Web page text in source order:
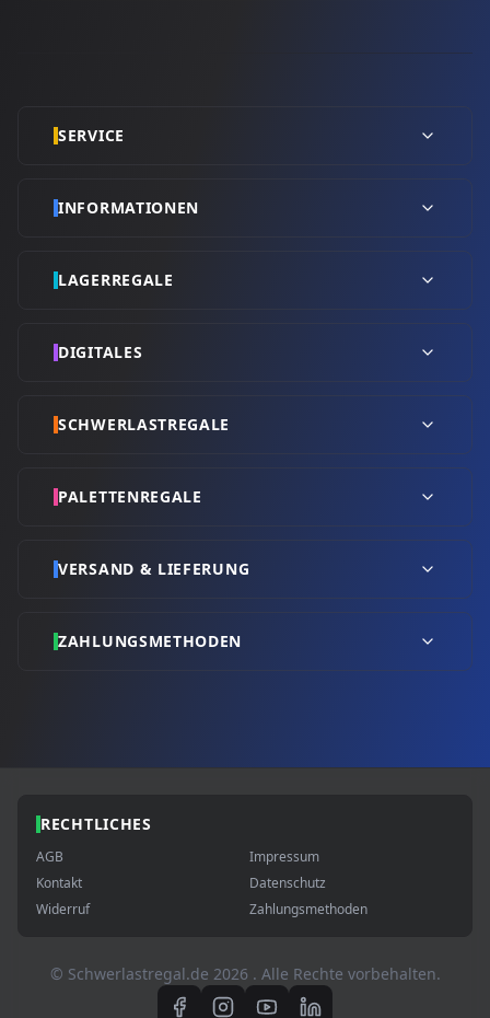
SERVICE
INFORMATIONEN
LAGERREGALE
DIGITALES
SCHWERLASTREGALE
PALETTENREGALE
VERSAND & LIEFERUNG
ZAHLUNGSMETHODEN
RECHTLICHES
AGB
Impressum
Kontakt
Datenschutz
Widerruf
Zahlungsmethoden
© Schwerlastregal.de 2026 . Alle Rechte vorbehalten.